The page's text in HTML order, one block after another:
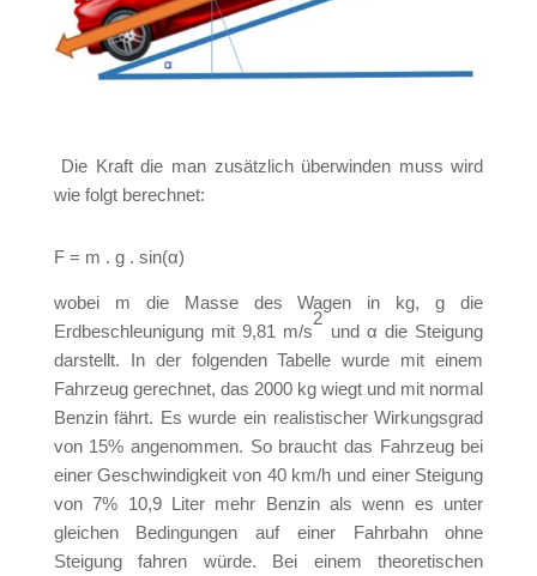
Die Kraft die man zusätzlich überwinden muss wird
wie folgt berechnet:
F = m . g . sin(α)
wobei m die Masse des Wagen in kg, g die
Erdbeschleunigung mit 9,81 m/s
2
und α die Steigung
darstellt. In der folgenden Tabelle wurde mit einem
Fahrzeug gerechnet, das 2000 kg wiegt und mit normal
Benzin fährt. Es wurde ein realistischer Wirkungsgrad
von 15% angenommen. So braucht das Fahrzeug bei
einer Geschwindigkeit von 40 km/h und einer Steigung
von 7% 10,9 Liter mehr Benzin als wenn es unter
gleichen Bedingungen auf einer Fahrbahn ohne
Steigung fahren würde. Bei einem theoretischen